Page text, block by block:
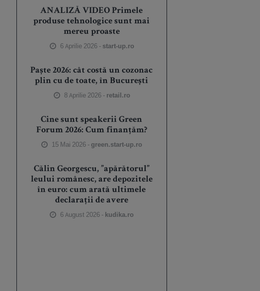
ANALIZĂ VIDEO Primele
produse tehnologice sunt mai
mereu proaste
6 Aprilie 2026 - start-up.ro
Paște 2026: cât costă un cozonac
plin cu de toate, în București
8 Aprilie 2026 - retail.ro
Cine sunt speakerii Green
Forum 2026: Cum finanțăm?
15 Mai 2026 - green.start-up.ro
Călin Georgescu, ”apărătorul”
leului românesc, are depozitele
în euro: cum arată ultimele
declarații de avere
6 August 2026 - kudika.ro